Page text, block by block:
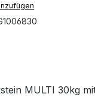
MULTI 30kg